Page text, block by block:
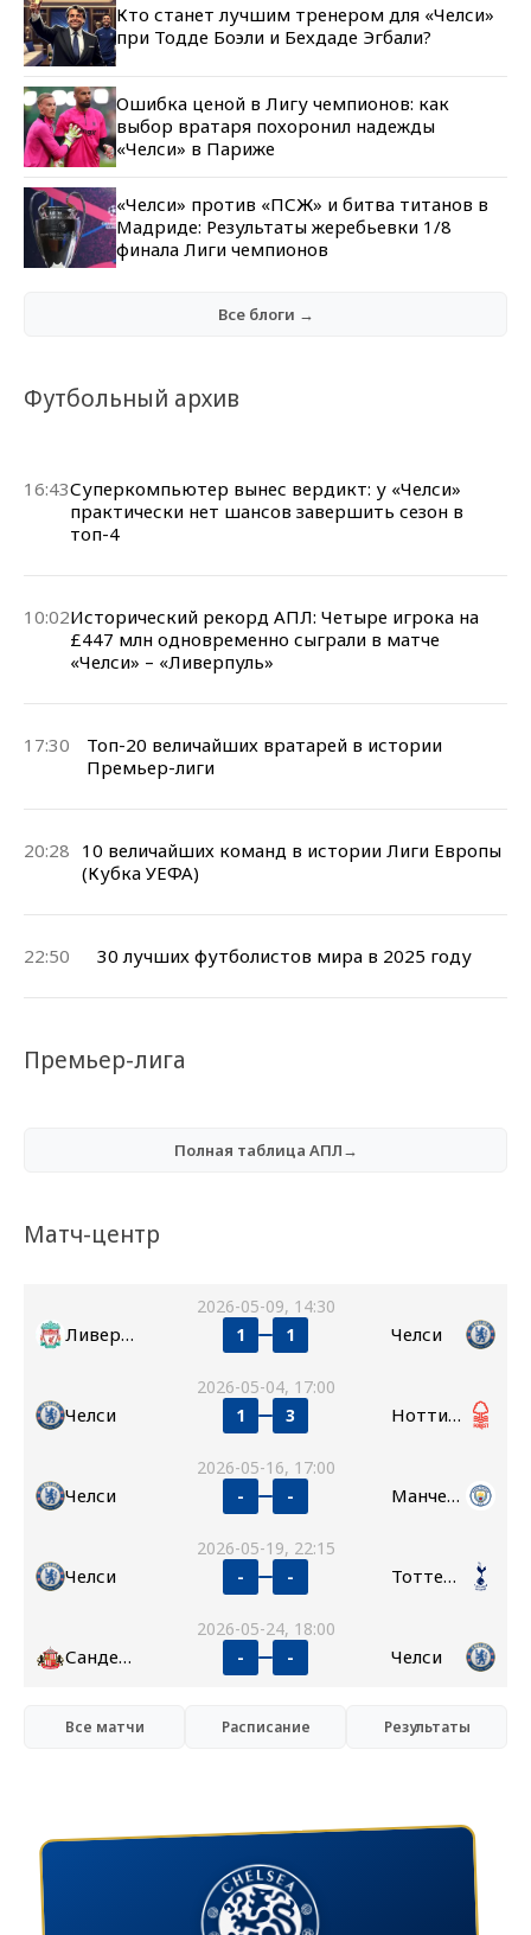
Кто станет лучшим тренером для «Челси»
при Тодде Боэли и Бехдаде Эгбали?
Ошибка ценой в Лигу чемпионов: как
выбор вратаря похоронил надежды
«Челси» в Париже
«Челси» против «ПСЖ» и битва титанов в
Мадриде: Результаты жеребьевки 1/8
финала Лиги чемпионов
Все блоги →
Футбольный архив
16:43Суперкомпьютер вынес вердикт: у «Челси»
практически нет шансов завершить сезон в
топ-4
10:02Исторический рекорд АПЛ: Четыре игрока на
£447 млн одновременно сыграли в матче
«Челси» – «Ливерпуль»
17:30
Топ-20 величайших вратарей в истории
Премьер-лиги
20:28 10 величайших команд в истории Лиги Европы
(Кубка УЕФА)
22:50 30 лучших футболистов мира в 2025 году
Премьер-лига
Полная таблица АПЛ→
Матч-центр
2026-05-09, 14:30
Ливерпуль 1 1 Челси
2026-05-04, 17:00
Челси 1 3 Ноттингем Форест
2026-05-16, 17:00
Челси - - Манчестер Сити
2026-05-19, 22:15
Челси - - Тоттенхэм
2026-05-24, 18:00
Сандерленд - - Челси
Все матчи Расписание Результаты